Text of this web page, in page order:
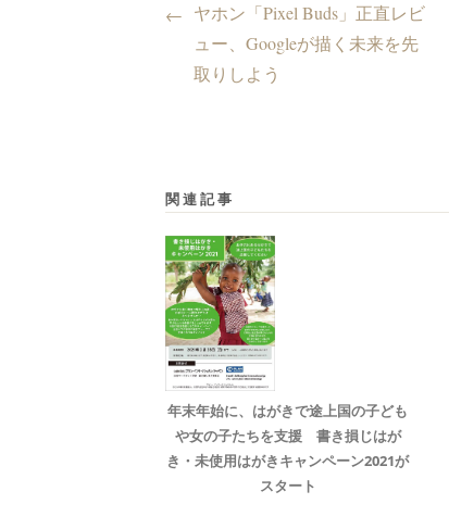
← ヤホン「Pixel Buds」正直レビ
ュー、Googleが描く未来を先
取りしよう
関連記事
年末年始に、はがきで途上国の子ども
や女の子たちを支援 書き損じはが
き・未使用はがきキャンペーン2021が
スタート